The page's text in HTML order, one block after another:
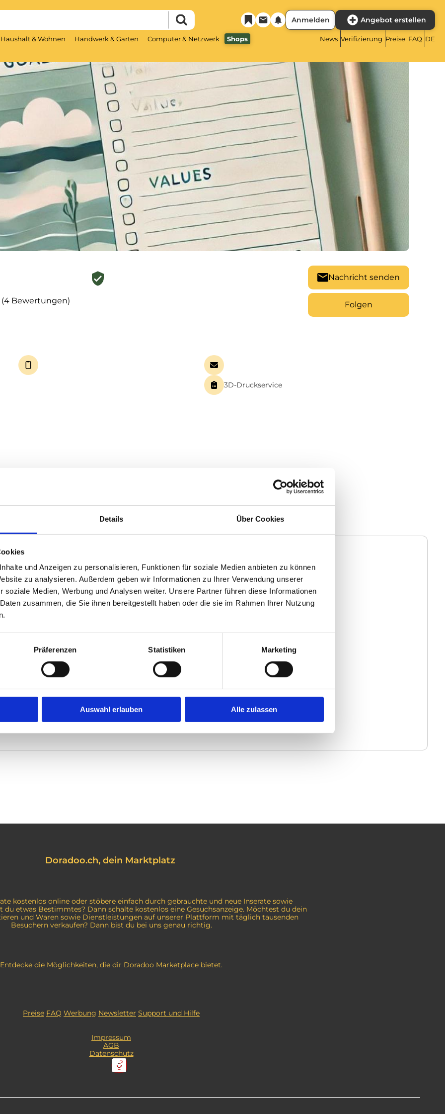
Details Über Cookies
und Anzeigen zu personalisieren, Funktionen für soziale Medien anbieten zu können
zu analysieren. Außerdem geben wir Informationen zu Ihrer Verwendung unserer
soziale Medien, Werbung und Analysen weiter. Unsere Partner führen diese Informationen
zusammen, die Sie ihnen bereitgestellt haben oder die sie im Rahmen Ihrer Nutzung
Präferenzen Statistiken Marketing
Auswahl erlauben Alle zulassen
Anmelden Angebot erstellen
Haushalt & Wohnen Handwerk & Garten Computer & Netzwerk Shops News Verifizierung Preise FAQ DE
(4 Bewertungen)
Nachricht senden
Folgen
3D-Druckservice
Bewertungen Fotos Videos Blog
Doradoo.ch, dein Marktplatz
kostenlos online oder stöbere einfach durch gebrauchte und neue Inserate sowie
du etwas Bestimmtes? Dann schalte kostenlos eine Gesuchsanzeige. Möchtest du dein
und Waren sowie Dienstleistungen auf unserer Plattform mit täglich tausenden
Besuchern verkaufen? Dann bist du bei uns genau richtig.
Entdecke die Möglichkeiten, die dir Doradoo Marketplace bietet.
Preise FAQ Werbung Newsletter Support und Hilfe
Impressum
AGB
Datenschutz